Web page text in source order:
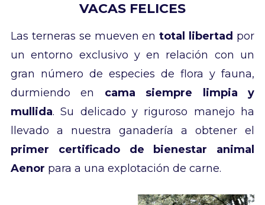
VACAS FELICES
Las terneras se mueven entotal libertad por
un entorno exclusivo y en relación con un
gran número de especies de flora y fauna,
durmiendo en cama siempre limpia y
mullida. Su delicado y riguroso manejo ha
llevado a nuestra ganadería a obtener el
primer certificado de bienestar animal
Aenor para a una explotación de carne.